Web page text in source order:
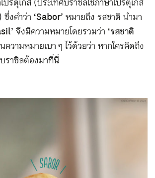
ซึ่งคำว่า ‘Sabor’หมายถึง รสชาติ นำมา
จึงมีความหมายโดยรวมว่า ‘รสชาติ
วามหมายเบา ๆ ไว้ด้วยว่า หากใครคิดถึง
ราซิลต้องมาที่นี่